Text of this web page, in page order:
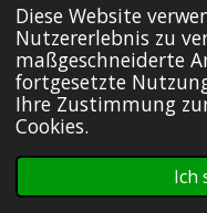
Diese Website
Nutzererlebnis zu
maßgeschneiderte
fortgesetzte
Ihre Zustimmung
Cookies.
Ich